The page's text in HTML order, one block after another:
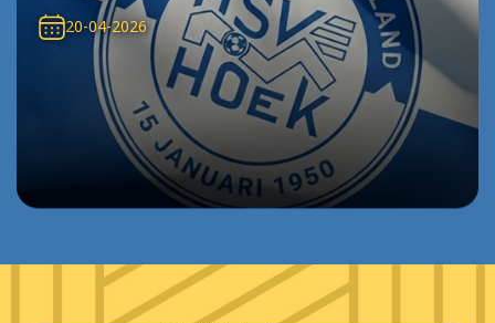
20-04-2026